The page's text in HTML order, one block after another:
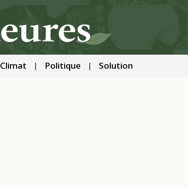
Climat Politique Solution